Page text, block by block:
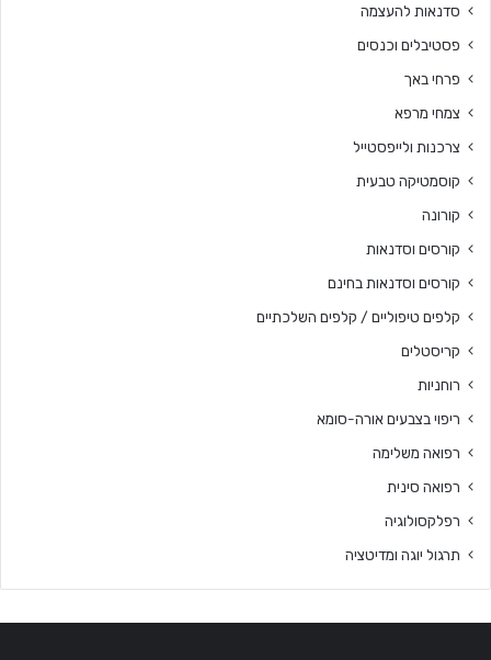
סדנאות להעצמה
פסטיבלים וכנסים
פרחי באך
צמחי מרפא
צרכנות ולייפסטייל
קוסמטיקה טבעית
קורונה
קורסים וסדנאות
קורסים וסדנאות בחינם
קלפים טיפוליים / קלפים השלכתיים
קריסטלים
רוחניות
ריפוי בצבעים אורה-סומא
רפואה משלימה
רפואה סינית
רפלקסולוגיה
תרגול יוגה ומדיטציה